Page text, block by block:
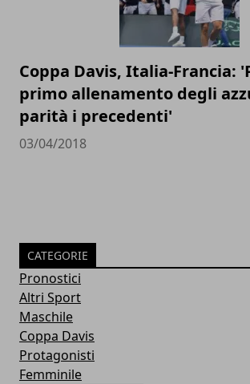
Coppa Davis, Italia-Francia:
primo allenamento degli
parità i precedenti'
03/04/2018
CATEGORIE
Pronostici
Altri Sport
Maschile
Coppa Davis
Protagonisti
Femminile